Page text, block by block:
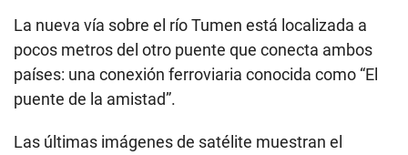
La nueva vía sobre el río Tumen está localizada a
pocos metros del otro puente que conecta ambos
países: una conexión ferroviaria conocida como “El
puente de la amistad”.
Las últimas imágenes de satélite muestran el